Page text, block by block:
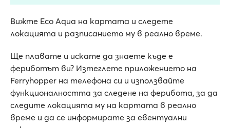
Вижте Eco Aqua на картата и следете
локацията и разписанието му в реално време.
Ще плавате и искате да знаете къде е
фериботът ви? Изтеглете приложението на
Ferryhopper на телефона си и използвайте
функционалността за следене на ферибота, за да
следите локацията му на картата в реално
време и да се информирате за евентуални